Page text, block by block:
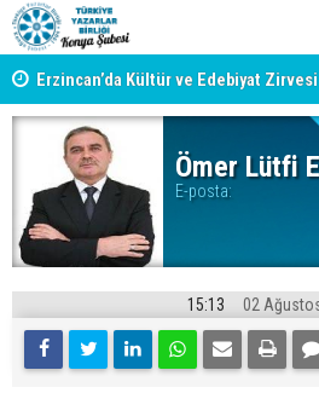
Erzincan’da Kültür ve Edebiyat
Sokağı Açılışı
Ömer Lütfi
E-posta:
15:13 02